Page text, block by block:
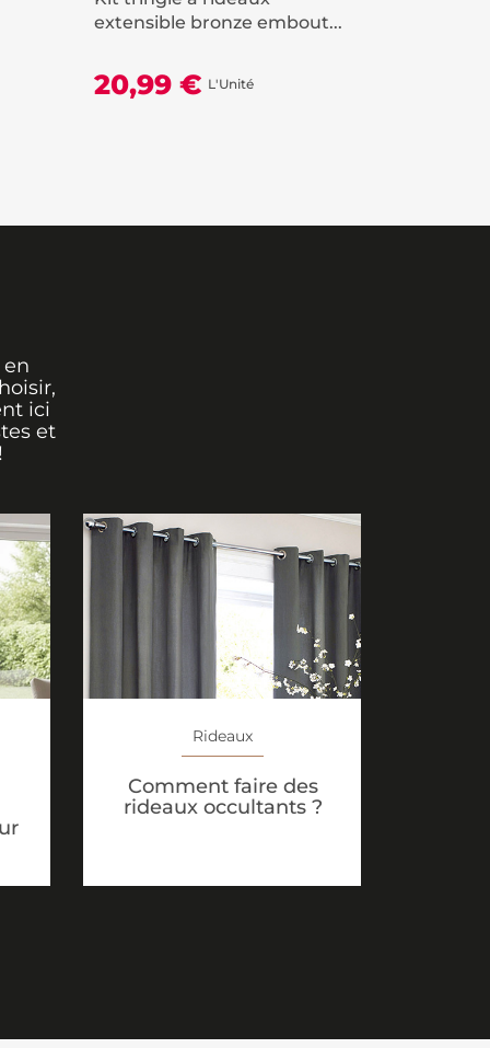
extensible bronze embout...
20,99 € L'Unité
ici
et
Rideaux
Comment faire des
rideaux occultants ?